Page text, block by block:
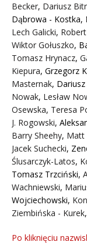
Becker, Dariusz
Dąbrowa - Kostka,
Lech Galicki,
Wiktor Gołuszko,
Tomasz Hrynacz,
Kiepura, Grzegorz
Masternak,
Nowak, Lesław
Osewska, Teresa
J. Rogowski,
Barry Sheehy, Matt
Jacek Suchecki,
Ślusarczyk-Latos,
Tomasz Trzciński,
Wachniewski,
Wojciechowski,
Ziembińska - Kurek,
Po kliknięciu